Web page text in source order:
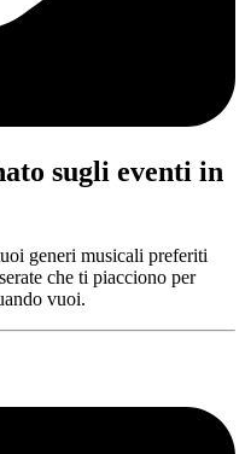
sugli eventi in
generi musicali preferiti
che ti piacciono per
vuoi.